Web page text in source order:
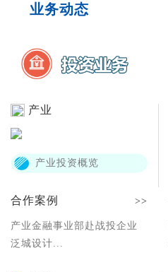
业务动态
产业
产业投资概览
合作案例 >>
产业金融事业部赴战投企业
泛城设计...